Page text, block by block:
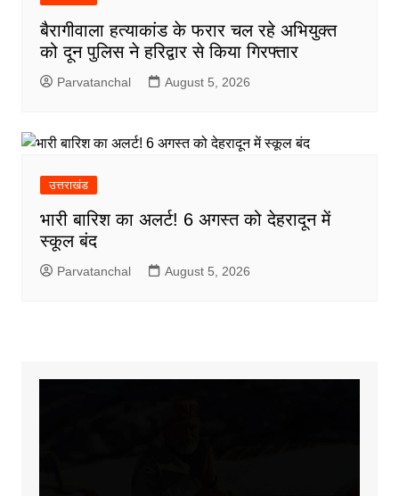
बैरागीवाला हत्याकांड के फरार चल रहे अभियुक्त
को दून पुलिस ने हरिद्वार से किया गिरफ्तार
Parvatanchal August 5, 2026
उत्तराखंड
भारी बारिश का अलर्ट! 6 अगस्त को देहरादून में
स्कूल बंद
Parvatanchal August 5, 2026